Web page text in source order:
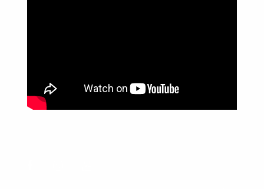
WhatsApp: (17) 99268-0565